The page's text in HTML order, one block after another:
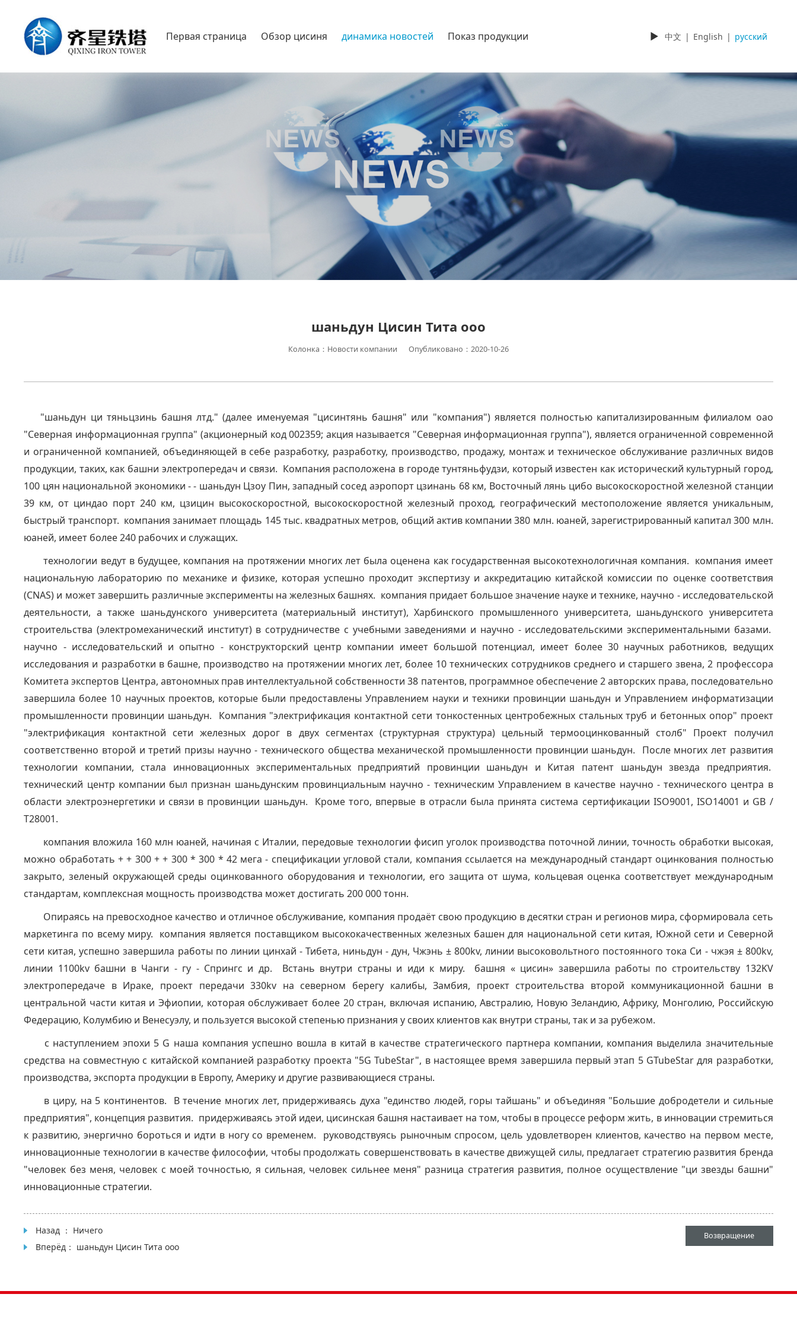
中文 | English | русский
Первая страница Обзор цисиня динамика новостей Показ продукции ►
шаньдун Цисин Тита ооо
Колонка：Новости компании Опубликовано：2020-10-26
"шаньдун ци тяньцзинь башня лтд." (далее именуемая "цисинтянь башня" или "компания") является полностью капитализированным филиалом оао
"Северная информационная группа" (акционерный код 002359; акция называется "Северная информационная группа"), является ограниченной современной
и ограниченной компанией, объединяющей в себе разработку, разработку, производство, продажу, монтаж и техническое обслуживание различных видов
продукции, таких, как башни электропередач и связи. Компания расположена в городе тунтяньфудзи, который известен как исторический культурный город,
100 цян национальной экономики - - шаньдун Цзоу Пин, западный сосед аэропорт цзинань 68 км, Восточный лянь цибо высокоскоростной железной станции
39 км, от циндао порт 240 км, цзицин высокоскоростной, высокоскоростной железный проход, географический местоположение является уникальным,
быстрый транспорт. компания занимает площадь 145 тыс. квадратных метров, общий актив компании 380 млн. юаней, зарегистрированный капитал 300 млн.
юаней, имеет более 240 рабочих и служащих.
технологии ведут в будущее, компания на протяжении многих лет была оценена как государственная высокотехнологичная компания. компания имеет
национальную лабораторию по механике и физике, которая успешно проходит экспертизу и аккредитацию китайской комиссии по оценке соответствия
(CNAS) и может завершить различные эксперименты на железных башнях. компания придает большое значение науке и технике, научно - исследовательской
деятельности, а также шаньдунского университета (материальный институт), Харбинского промышленного университета, шаньдунского университета
строительства (электромеханический институт) в сотрудничестве с учебными заведениями и научно - исследовательскими экспериментальными базами.
научно - исследовательский и опытно - конструкторский центр компании имеет большой потенциал, имеет более 30 научных работников, ведущих
исследования и разработки в башне, производство на протяжении многих лет, более 10 технических сотрудников среднего и старшего звена, 2 профессора
Комитета экспертов Центра, автономных прав интеллектуальной собственности 38 патентов, программное обеспечение 2 авторских права, последовательно
завершила более 10 научных проектов, которые были предоставлены Управлением науки и техники провинции шаньдун и Управлением информатизации
промышленности провинции шаньдун. Компания "электрификация контактной сети тонкостенных центробежных стальных труб и бетонных опор" проект
"электрификация контактной сети железных дорог в двух сегментах (структурная структура) цельный термооцинкованный столб" Проект получил
соответственно второй и третий призы научно - технического общества механической промышленности провинции шаньдун. После многих лет развития
технологии компании, стала инновационных экспериментальных предприятий провинции шаньдун и Китая патент шаньдун звезда предприятия.
технический центр компании был признан шаньдунским провинциальным научно - техническим Управлением в качестве научно - технического центра в
области электроэнергетики и связи в провинции шаньдун. Кроме того, впервые в отрасли была принята система сертификации ISO9001, ISO14001 и GB /
T28001.
компания вложила 160 млн юаней, начиная с Италии, передовые технологии фисип уголок производства поточной линии, точность обработки высокая,
можно обработать + + 300 + + 300 * 300 * 42 мега - спецификации угловой стали, компания ссылается на международный стандарт оцинкования полностью
закрыто, зеленый окружающей среды оцинкованного оборудования и технологии, его защита от шума, кольцевая оценка соответствует международным
стандартам, комплексная мощность производства может достигать 200 000 тонн.
Опираясь на превосходное качество и отличное обслуживание, компания продаёт свою продукцию в десятки стран и регионов мира, сформировала сеть
маркетинга по всему миру. компания является поставщиком высококачественных железных башен для национальной сети китая, Южной сети и Северной
сети китая, успешно завершила работы по линии цинхай - Тибета, ниньдун - дун, Чжэнь ± 800kv, линии высоковольтного постоянного тока Си - чжэя ± 800kv,
линии 1100kv башни в Чанги - гу - Спрингс и др. Встань внутри страны и иди к миру. башня « цисин» завершила работы по строительству 132KV
электропередаче в Ираке, проект передачи 330kv на северном берегу калибы, Замбия, проект строительства второй коммуникационной башни в
центральной части китая и Эфиопии, которая обслуживает более 20 стран, включая испанию, Австралию, Новую Зеландию, Африку, Монголию, Российскую
Федерацию, Колумбию и Венесуэлу, и пользуется высокой степенью признания у своих клиентов как внутри страны, так и за рубежом.
с наступлением эпохи 5 G наша компания успешно вошла в китай в качестве стратегического партнера компании, компания выделила значительные
средства на совместную с китайской компанией разработку проекта "5G TubeStar", в настоящее время завершила первый этап 5 GTubeStar для разработки,
производства, экспорта продукции в Европу, Америку и другие развивающиеся страны.
в циру, на 5 континентов. В течение многих лет, придерживаясь духа "единство людей, горы тайшань" и объединяя "Большие добродетели и сильные
предприятия", концепция развития. придерживаясь этой идеи, цисинская башня настаивает на том, чтобы в процессе реформ жить, в инновации стремиться
к развитию, энергично бороться и идти в ногу со временем. руководствуясь рыночным спросом, цель удовлетворен клиентов, качество на первом месте,
инновационные технологии в качестве философии, чтобы продолжать совершенствовать в качестве движущей силы, предлагает стратегию развития бренда
"человек без меня, человек с моей точностью, я сильная, человек сильнее меня" разница стратегия развития, полное осуществление "ци звезды башни"
инновационные стратегии.
Назад ： Ничего
Вперёд： шаньдун Цисин Тита ооо
Возвращение